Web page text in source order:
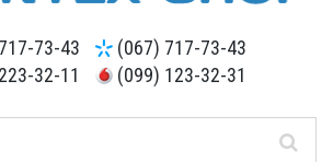
73-43
(067) 717-73-43
32-11
(099) 123-32-31